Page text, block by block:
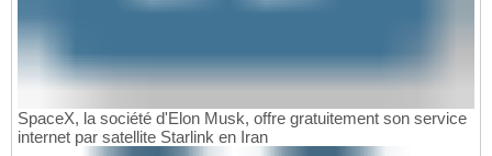
SpaceX, la société d'Elon Musk, offre gratuitement son service
internet par satellite Starlink en Iran